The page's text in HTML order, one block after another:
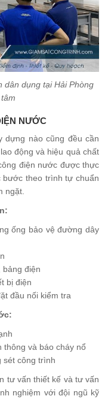
dân dụng tại Hải Phòng
NƯỚC
dựng nào cũng đều cần
động và hiệu quả chất
điện nước được thực
bước theo trình tự chuẩn
ngặt.
ống bảo vệ đường dây
bảng điện
bị điện
đầu nối kiểm tra
thông và báo cháy nổ
sét công trình
tư vấn thiết kế và tư vấn
nghiệm với đội ngũ kỹ